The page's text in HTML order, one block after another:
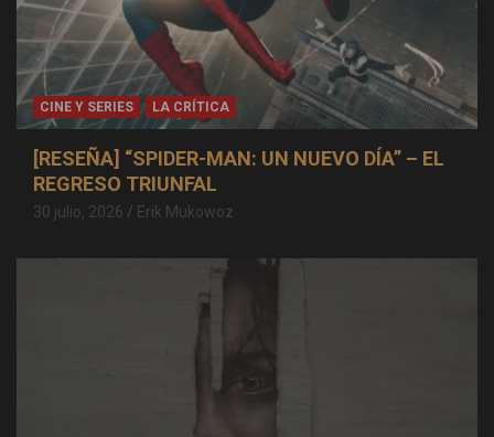
CINE Y SERIES LA CRÍTICA
[RESEÑA] “SPIDER-MAN: UN NUEVO DÍA” – EL
REGRESO TRIUNFAL
30 julio, 2026 Erik Mukowoz